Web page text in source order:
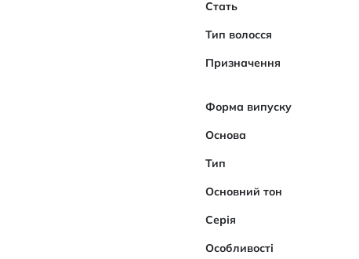
Стать
Тип волосся
Призначення
Форма випуску
Основа
Тип
Основний тон
Серія
Особливості